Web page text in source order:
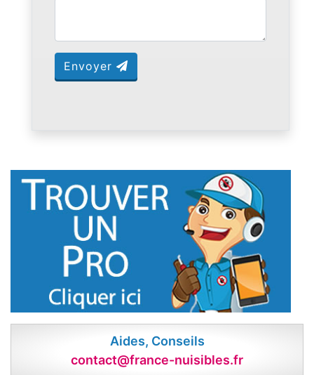
Envoyer
Aides, Conseils
contact@france-nuisibles.fr